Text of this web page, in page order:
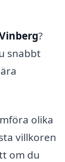
?
snabbt
olika
villkoren
om du